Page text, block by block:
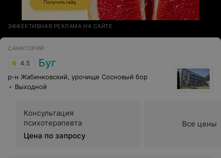
ЭФФЕКТИВНАЯ РЕКЛАМА НА САЙТЕ
САНАТОРИЙ
4.5 Буг
р-н Жабинковский, урочище Сосновый бор
Выходной
Консультация
психотерапевта
Цена по запросу
Все цены